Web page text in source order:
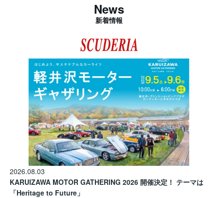
News
新着情報
2026.08.03
KARUIZAWA MOTOR GATHERING 2026 開催決定！ テーマは
「Heritage to Future」